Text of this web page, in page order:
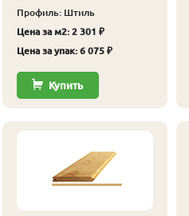
Профиль: Штиль
Цена за м2: 2 301 ₽
Цена за упак: 6 075 ₽
Купить